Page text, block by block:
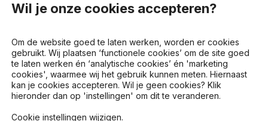
© 2024 - NiceDay Nederland
Wil je onze cookies accepteren?
Om de website goed te laten werken, worden er cookies
gebruikt. Wij plaatsen ‘functionele cookies’ om de site goed
te laten werken én ‘analytische cookies’ én 'marketing
cookies', waarmee wij het gebruik kunnen meten. Hiernaast
kan je cookies accepteren. Wil je geen cookies? Klik
hieronder dan op 'instellingen' om dit te veranderen.
Cookie instellingen wijzigen.